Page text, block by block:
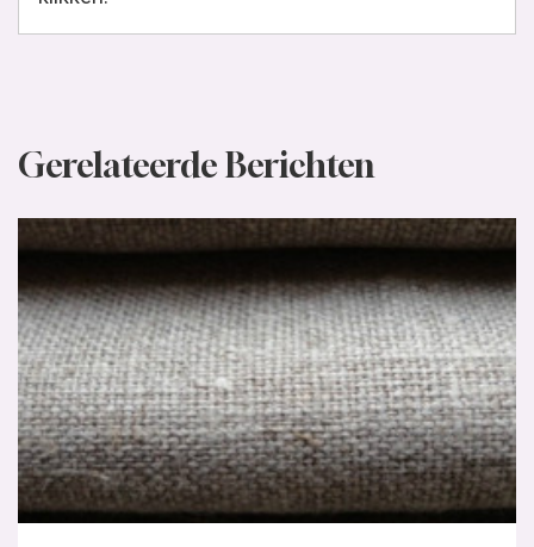
Gerelateerde Berichten